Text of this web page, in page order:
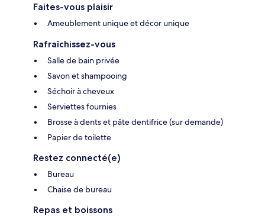
Faites-vous plaisir
Ameublement unique et décor unique
Rafraîchissez-vous
Salle de bain privée
Savon et shampooing
Séchoir à cheveux
Serviettes fournies
Brosse à dents et pâte dentifrice (sur demande)
Papier de toilette
Restez connecté(e)
Bureau
Chaise de bureau
Repas et boissons